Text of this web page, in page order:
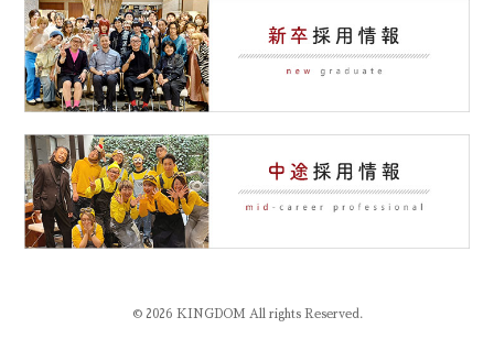
© 2026 KINGDOM All rights Reserved.